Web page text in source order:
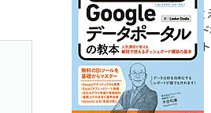
人気講師が教
ダッシュボー
様にプレゼント
7月31日 10:00